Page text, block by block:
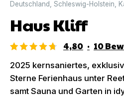
Deutschland Schleswig-Holstein
Haus Kliff
4,80 · 10
2025 kernsaniertes,
Sterne Ferienhaus unter
samt Sauna und Garten in